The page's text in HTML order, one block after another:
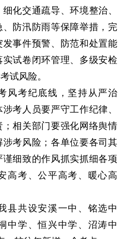
化交通疏导、环境整治、
防汛防雨等保障举措，完
事件预警、防范和处置能
试卷闭环管理、多级安检
试风险。
风考纪底线，坚持从严治
考人员要严守工作纪律、
相关部门要强化网络舆情
涉考风险；各单位要各司其
细致的作风抓实抓细各项
高考、公平高考、暖心高
县共设安溪一中、铭选中
中学、恒兴中学、沼涛中